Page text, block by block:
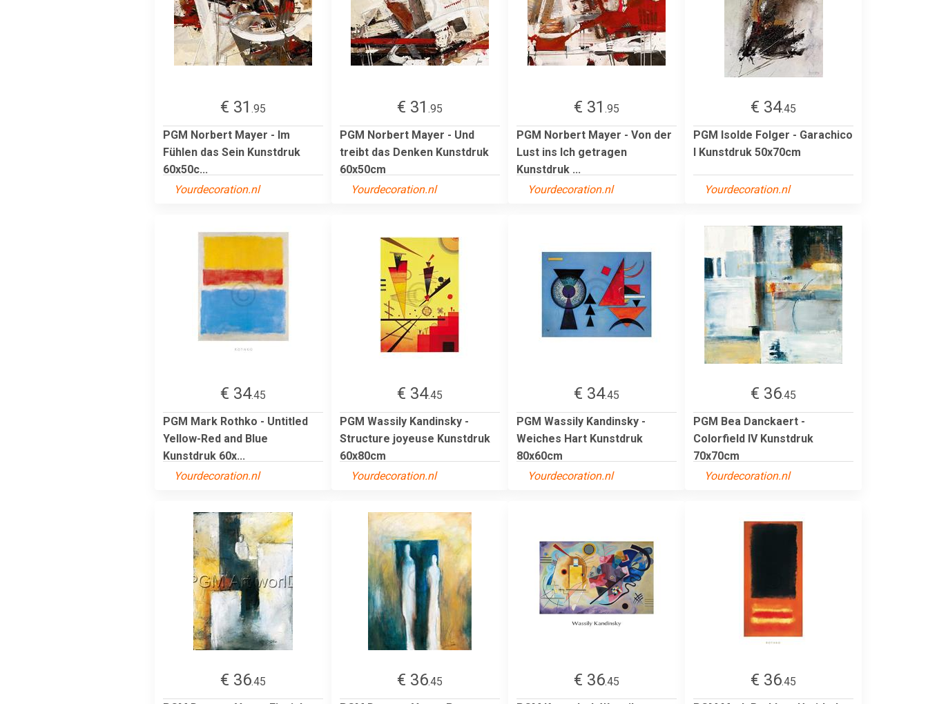
€ 31 .95
PGM Norbert Mayer - Im
Fühlen das Sein Kunstdruk
60x50c...
Yourdecoration.nl
€ 31 .95
PGM Norbert Mayer - Und
treibt das Denken Kunstdruk
60x50cm
Yourdecoration.nl
€ 31 .95
PGM Norbert Mayer - Von der
Lust ins Ich getragen
Kunstdruk ...
Yourdecoration.nl
€ 34.45
PGM Isolde Folger - Garachico
I Kunstdruk 50x70cm
Yourdecoration.nl
€ 34.45
PGM Mark Rothko - Untitled
Yellow-Red and Blue
Kunstdruk 60x...
Yourdecoration.nl
€ 34.45
PGM Wassily Kandinsky -
Structure joyeuse Kunstdruk
60x80cm
Yourdecoration.nl
€ 34.45
PGM Wassily Kandinsky -
Weiches Hart Kunstdruk
80x60cm
Yourdecoration.nl
€ 36.45
PGM Bea Danckaert -
Colorfield IV Kunstdruk
70x70cm
Yourdecoration.nl
€ 36.45
€ 36.45
€ 36.45
€ 36.45